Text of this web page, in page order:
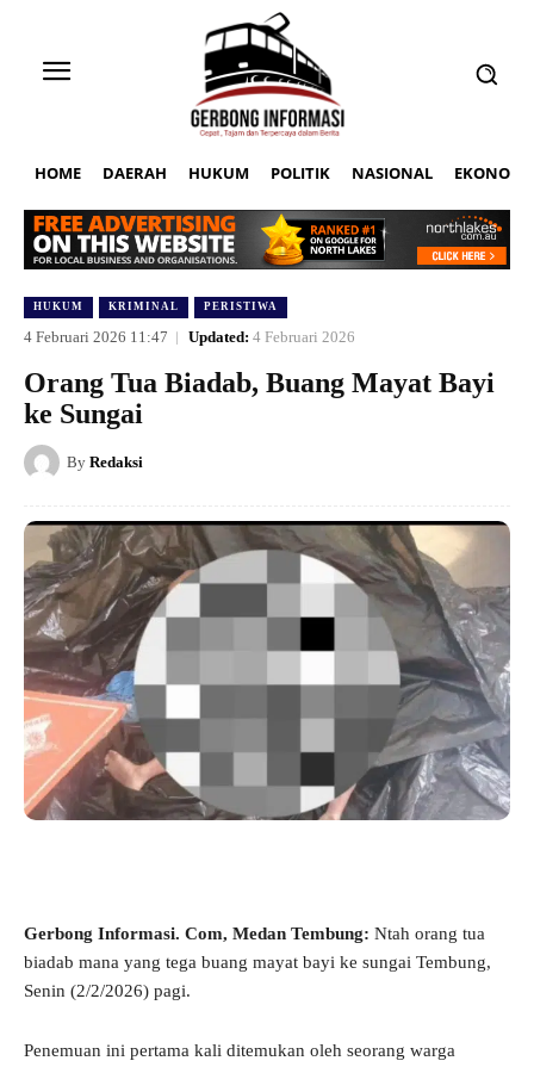
HOME DAERAH HUKUM POLITIK NASIONAL EKONOMI
HUKUM KRIMINAL PERISTIWA
4 Februari 2026 11:47 Updated: 4 Februari 2026
Orang Tua Biadab, Buang Mayat Bayi
ke Sungai
By Redaksi
Gerbong Informasi. Com, Medan Tembung: Ntah orang tua
biadab mana yang tega buang mayat bayi ke sungai Tembung,
Senin (2/2/2026) pagi.
Penemuan ini pertama kali ditemukan oleh seorang warga